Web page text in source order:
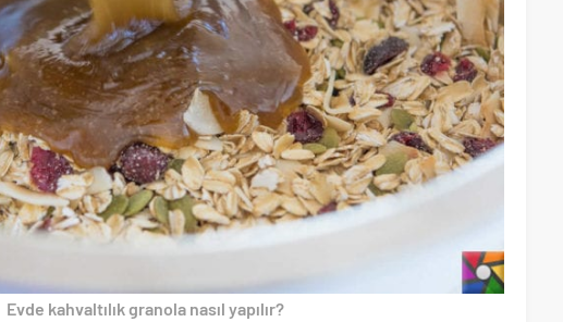
Evde kahvaltılık granola nasıl yapılır?